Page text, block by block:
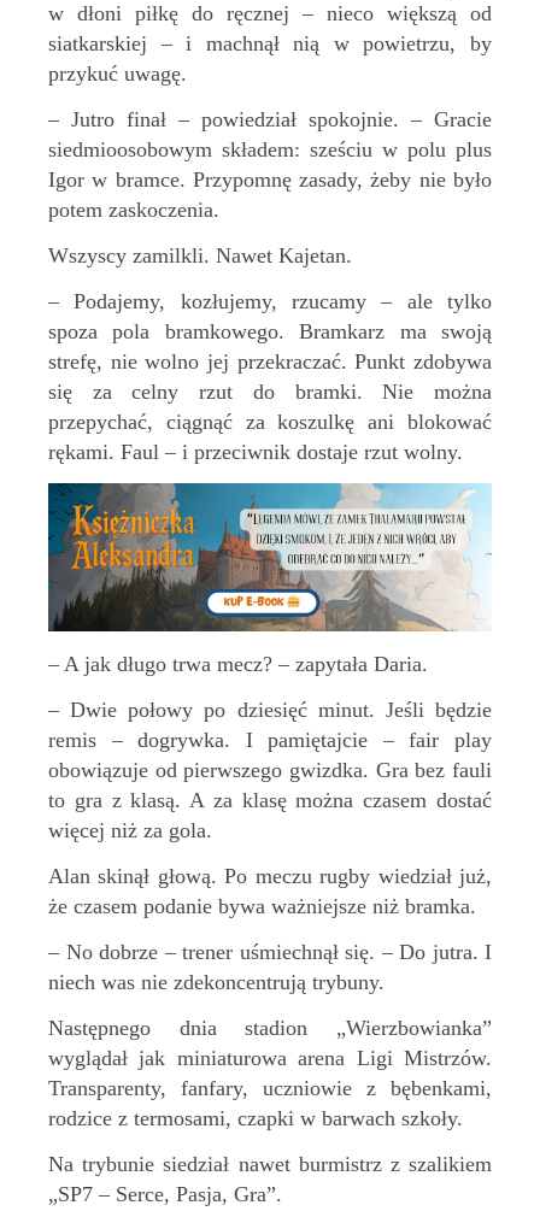
w dłoni piłkę do ręcznej – nieco większą od
siatkarskiej – i machnął nią w powietrzu, by
przykuć uwagę.
– Jutro finał – powiedział spokojnie. – Gracie
siedmioosobowym składem: sześciu w polu plus
Igor w bramce. Przypomnę zasady, żeby nie było
potem zaskoczenia.
Wszyscy zamilkli. Nawet Kajetan.
– Podajemy, kozłujemy, rzucamy – ale tylko
spoza pola bramkowego. Bramkarz ma swoją
strefę, nie wolno jej przekraczać. Punkt zdobywa
się za celny rzut do bramki. Nie można
przepychać, ciągnąć za koszulkę ani blokować
rękami. Faul – i przeciwnik dostaje rzut wolny.
– A jak długo trwa mecz? – zapytała Daria.
– Dwie połowy po dziesięć minut. Jeśli będzie
remis – dogrywka. I pamiętajcie – fair play
obowiązuje od pierwszego gwizdka. Gra bez fauli
to gra z klasą. A za klasę można czasem dostać
więcej niż za gola.
Alan skinął głową. Po meczu rugby wiedział już,
że czasem podanie bywa ważniejsze niż bramka.
– No dobrze – trener uśmiechnął się. – Do jutra. I
niech was nie zdekoncentrują trybuny.
Następnego dnia stadion „Wierzbowianka”
wyglądał jak miniaturowa arena Ligi Mistrzów.
Transparenty, fanfary, uczniowie z bębenkami,
rodzice z termosami, czapki w barwach szkoły.
Na trybunie siedział nawet burmistrz z szalikiem
„SP7 – Serce, Pasja, Gra”.